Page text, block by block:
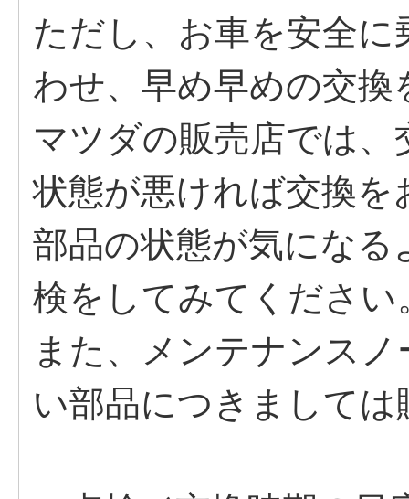
ただし、お車を安全
わせ、早め早めの交
マツダの販売店では
状態が悪ければ交換
部品の状態が気にな
検をしてみてください
また、メンテナンス
い部品につきまして